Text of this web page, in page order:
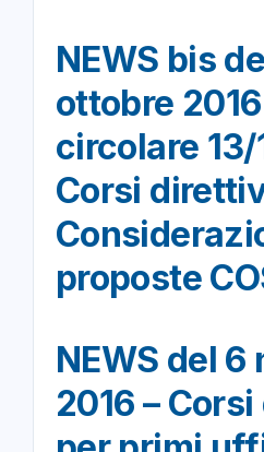
NEWS bis
ottobre
circolare 13/
Corsi
proposte
NEWS del 6
2016 –